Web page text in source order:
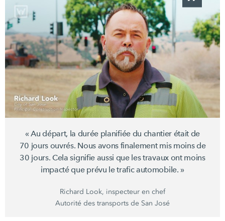
« Au départ, la durée planifiée du chantier était de
70 jours ouvrés. Nous avons finalement mis moins de
30 jours. Cela signifie aussi que les travaux ont moins
impacté que prévu le traficautomobile. »
Richard Look, inspecteur en chef
Autorité des transports de San José